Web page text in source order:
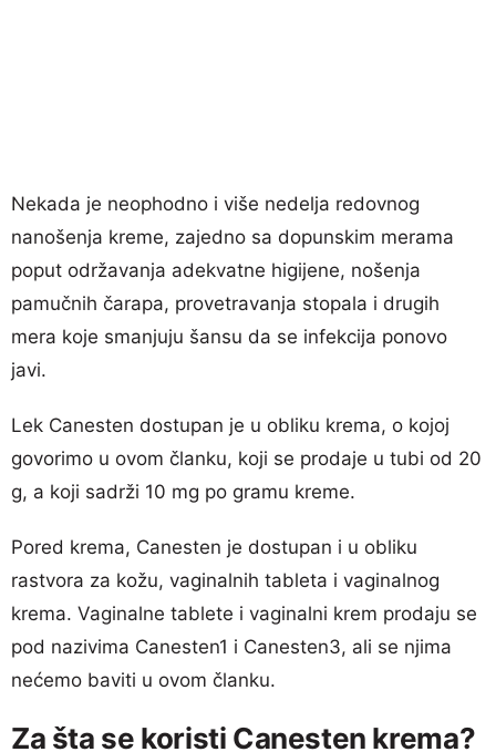
Nekada je neophodno i više nedelja redovnog
nanošenja kreme, zajedno sa dopunskim merama
poput održavanja adekvatne higijene, nošenja
pamučnih čarapa, provetravanja stopala i drugih
mera koje smanjuju šansu da se infekcija ponovo
javi.
Lek Canesten dostupan je u obliku krema, o kojoj
govorimo u ovom članku, koji se prodaje u tubi od 20
g, a koji sadrži 10 mg po gramu kreme.
Pored krema, Canesten je dostupan i u obliku
rastvora za kožu, vaginalnih tableta i vaginalnog
krema. Vaginalne tablete i vaginalni krem prodaju se
pod nazivima Canesten1 i Canesten3, ali se njima
nećemo baviti u ovom članku.
Za šta se koristi Canesten krema?